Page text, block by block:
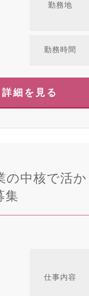
勤務地
勤務時間
詳細を見る
の中核で活
集
仕事内容